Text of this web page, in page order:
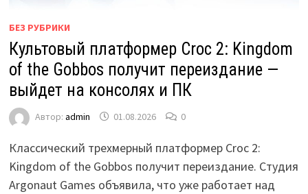
БЕЗ РУБРИКИ
Культовый платформер Croc 2: Kingdom
of the Gobbos получит переиздание —
выйдет на консолях и ПК
Автор: admin 01.08.2026 0
Классический трехмерный платформер Croc 2:
Kingdom of the Gobbos получит переиздание. Студия
Argonaut Games объявила, что уже работает над